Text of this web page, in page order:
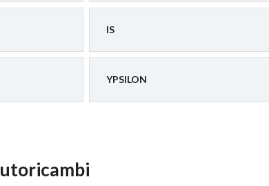
IS
YPSILON